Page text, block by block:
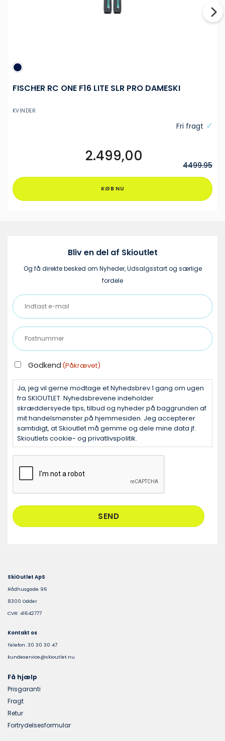
KVINDER
FISCHER RC ONE F16 LITE SLR PRO DAMESKI
Fri fragt
KØB NU
Dette
vare
har
flere
varesiden
4499.95
2.499,00
Bliv en del af Skioutlet
Og få direkte besked om Nyheder, Udsalgsstart og særlige
fordele
Indtast
e-
mail
(Påkrævet)
Postnummer
(Påkrævet)
GODKEND
(PÅKRÆVET)
Godkend (Påkrævet)
Ja, jeg vil gerne modtage et Nyhedsbrev 1 gang om ugen
fra SKIOUTLET. Nyhedsbrevene indeholder
skræddersyede tips, tilbud og nyheder på baggrunden af
mit handelsmønster på hjemmesiden. Jeg accepterer
samtidigt, at Skioutlet må gemme og dele mine data jf.
Skioutlets cookie- og privatlivspolitik.
SkiOutlet ApS
Rådhusgade 96
8300 Odder
CVR: 41642777
Kontakt os
Telefon: 30 30 30 47
kundeservice@skioutlet.nu
Få hjælp
Prisgaranti
Fragt
Retur
Fortrydelsesformular